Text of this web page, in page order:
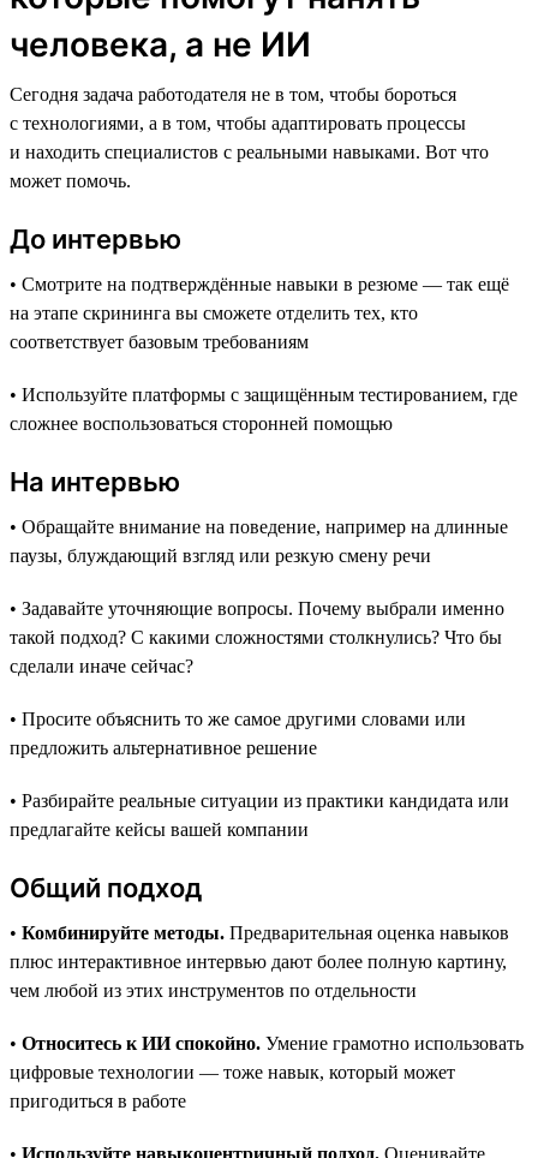
человека, а не ИИ
Сегодня задача работодателя не в том, чтобы бороться
с технологиями, а в том, чтобы адаптировать процессы
и находить специалистов с реальными навыками. Вот что
может помочь.
До интервью
• Смотрите на подтверждённые навыки в резюме — так ещё
на этапе скрининга вы сможете отделить тех, кто
соответствует базовым требованиям
• Используйте платформы с защищённым тестированием, где
сложнее воспользоваться сторонней помощью
На интервью
• Обращайте внимание на поведение, например на длинные
паузы, блуждающий взгляд или резкую смену речи
• Задавайте уточняющие вопросы. Почему выбрали именно
такой подход? С какими сложностями столкнулись? Что бы
сделали иначе сейчас?
• Просите объяснить то же самое другими словами или
предложить альтернативное решение
• Разбирайте реальные ситуации из практики кандидата или
предлагайте кейсы вашей компании
Общий подход
• Комбинируйте методы. Предварительная оценка навыков
плюс интерактивное интервью дают более полную картину,
чем любой из этих инструментов по отдельности
• Относитесь к ИИ спокойно. Умение грамотно использовать
цифровые технологии — тоже навык, который может
пригодиться в работе
• Используйте навыкоцентричный подход. Оценивайте